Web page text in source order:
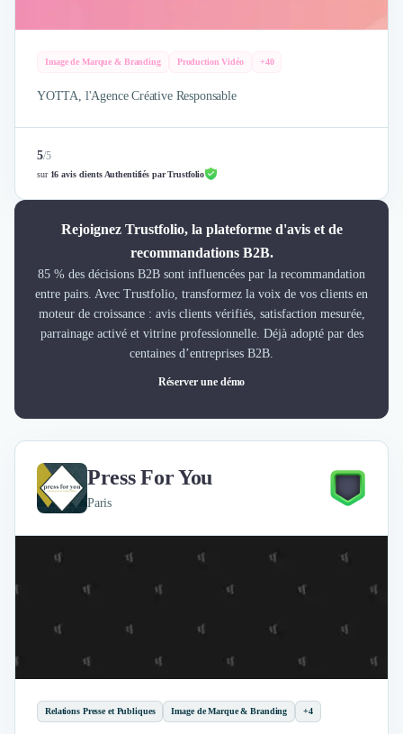
Image de Marque & Branding Production Vidéo +40
YOTTA, l'Agence Créative Responsable
5/5
sur 16 avis clients Authentifiés par Trustfolio
Rejoignez Trustfolio, la plateforme d'avis et de
recommandations B2B.
85 % des décisions B2B sont influencées par la recommandation
entre pairs. Avec Trustfolio, transformez la voix de vos clients en
moteur de croissance : avis clients vérifiés, satisfaction mesurée,
parrainage activé et vitrine professionnelle. Déjà adopté par des
centaines d’entreprises B2B.
Réserver une démo
Press For You
Paris
Relations Presse et Publiques Image de Marque & Branding +4